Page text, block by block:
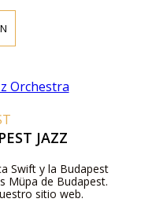
JAZZ
Swift y la Budapest
Müpa de Budapest.
sitio web.